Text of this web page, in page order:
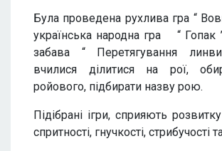
Була проведена рухлива гра “
українська народна гра “ Гопак
забава “ Перетягування
вчилися ділитися на рої,
ройового, підбирати назву рою.
Підібрані ігри, сприяють
спритності, гнучкості, стрибучості